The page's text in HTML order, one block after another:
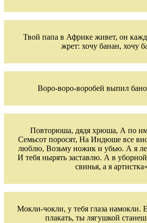
Твой папа в Африке живет, он
жрет: хочу банан, хочу
Воро-воро-воробей выпил
Повторюша, дядя хрюша, А по
Семьсот поросят, На Индюше все
люблю, Возьму ножик и убью. А я
И тебя нырять заставлю. А в
свинья, а я
Мокли-чокли, у тебя глаза намокли.
плакать, ты лягушкой